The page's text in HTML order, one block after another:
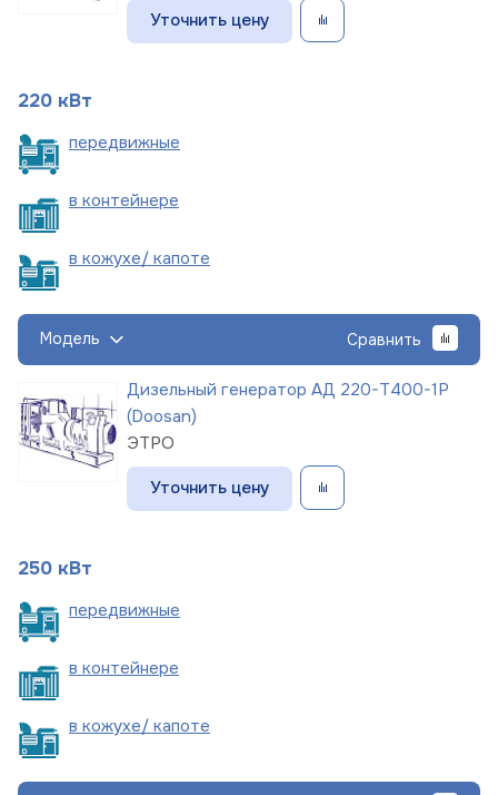
Уточнить цену
220 кВт
передвижные
в контейнере
в кожухе/ капоте
Модель Сравнить
Дизельный генератор АД 220-Т400-1Р
(Doosan)
ЭТРО
Уточнить цену
250 кВт
передвижные
в контейнере
в кожухе/ капоте